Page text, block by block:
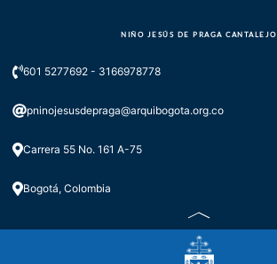
NIÑO JESÚS DE PRAGA CANTALEJO
601 5277692 - 3166978778
pninojesusdepraga@arquibogota.org.co
Carrera 55 No. 161 A-75
Bogotá, Colombia